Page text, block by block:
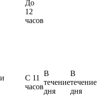
До
12
часов
С 11
часов
В
течение
дня
В
течение
дня